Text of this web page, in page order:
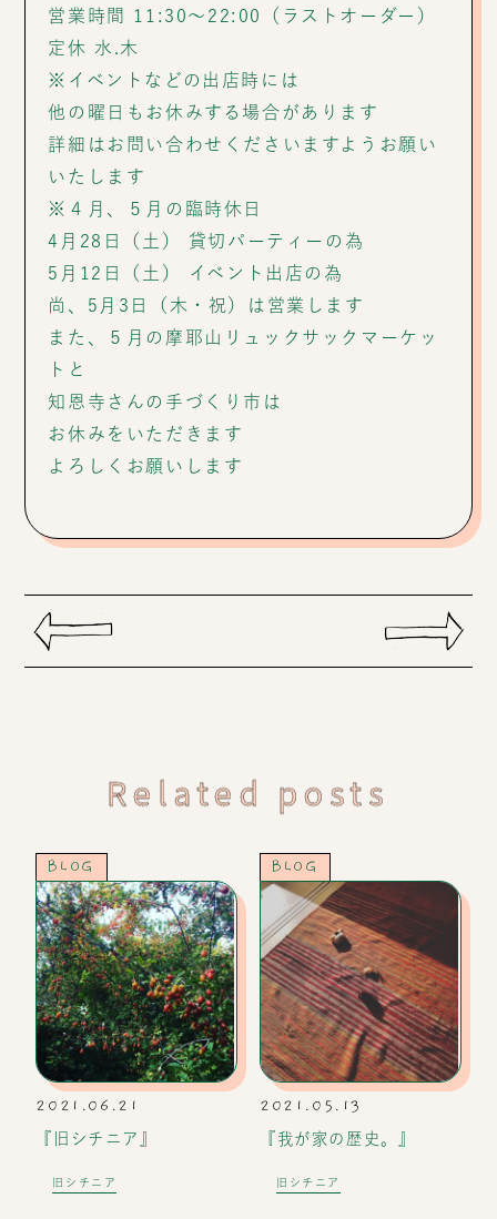
営業時間 11:30〜22:00（ラストオーダー）
定休 水.木
※イベントなどの出店時には
他の曜日もお休みする場合があります
詳細はお問い合わせくださいますようお願い
いたします
※４月、５月の臨時休日
4月28日（土） 貸切パーティーの為
5月12日（土） イベント出店の為
尚、5月3日（木・祝）は営業します
また、５月の摩耶山リュックサックマーケッ
トと
知恩寺さんの手づくり市は
お休みをいただきます
よろしくお願いします
Related posts
BLOG
2021.06.21
『旧シチニア』
旧シチニア
BLOG
2021.05.13
『我が家の歴史。』
旧シチニア